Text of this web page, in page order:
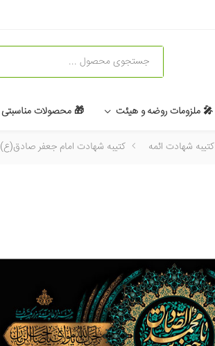
جستجو
🎤 ملزومات روضه و هیئت 🎁 محصولات مناسبتی
کتیبه شهادت ائمه کتیبه شهادت امام جعفر صادق(ع)